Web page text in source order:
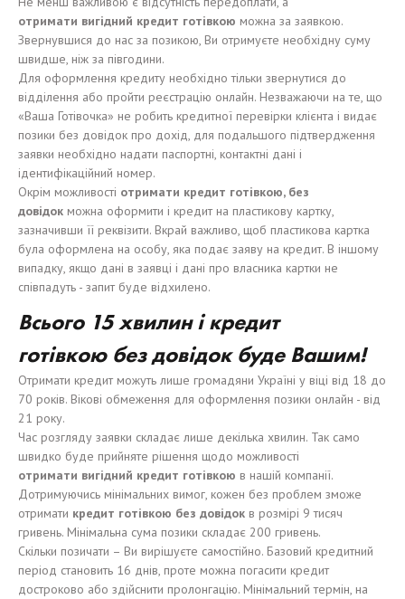
отримати вигідний кредит готівкою можна за заявкою.
Звернувшися до нас за позикою, Ви отримуєте необхідну суму
швидше, ніж за півгодини.
Для оформлення кредиту необхідно тільки звернутися до
відділення або пройти реєстрацію онлайн. Незважаючи на те, що
«Ваша Готівочка» не робить кредитної перевірки клієнта і видає
позики без довідок про дохід, для подальшого підтвердження
заявки необхідно надати паспортні, контактні дані і
ідентифікаційний номер.
Окрім можливості отримати кредит готівкою, без
довідок можна оформити і кредит на пластикову картку,
зазначивши її реквізити. Вкрай важливо, щоб пластикова картка
була оформлена на особу, яка подає заяву на кредит. В іншому
випадку, якщо дані в заявці і дані про власника картки не
співпадуть - запит буде відхилено.
Всього 15хвилин ікредит
готівкоюбездовідокбуде Вашим!
Отримати кредит можуть лише громадяни Україні у віці від 18 до
70 років. Вікові обмеження для оформлення позики онлайн - від
21 року.
Час розгляду заявки складає лише декілька хвилин. Так само
швидко буде прийняте рішення щодо можливості
отримати вигідний кредит готівкою в нашій компанії.
Дотримуючись мінімальних вимог, кожен без проблем зможе
отримати кредит готівкою без довідок в розмірі 9 тисяч
гривень. Мінімальна сума позики складає 200 гривень.
Скільки позичати – Ви вирішуєте самостійно. Базовий кредитний
період становить 16 днів, проте можна погасити кредит
достроково або здійснити пролонгацію. Мінімальний термін, на